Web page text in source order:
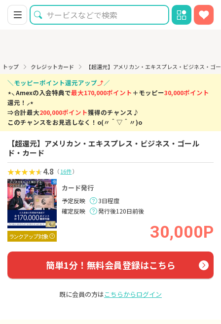
トップ クレジットカード 【超還元】アメリカン・エキスプレス・ビジネス・ゴ
＼モッピーポイント還元アップ⤴／
⋆⸜ Amexの入会特典で最大170,000ポイント ＋モッピー30,000ポイント
還元！⸝⋆
⇒合計最大200,000ポイント獲得のチャンス♪
このチャンスをお見逃しなく！o(〃＾▽＾〃)o
【超還元】アメリカン・エキスプレス・ビジネス・ゴール
ド・カード
4.8 （16件）
ランクアップ対象
カード発行
予定反映
3日程度
確定反映
発行後120日前後
30,000P
簡単1分！無料会員登録はこちら
既に会員の方はこちらからログイン